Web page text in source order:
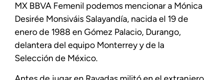
MX BBVA Femenil podemos mencionar a Mónica
Desirée Monsiváis Salayandía, nacida el 19 de
enero de 1988 en Gómez Palacio, Durango,
delantera del equipo Monterrey y de la
Selección de México.